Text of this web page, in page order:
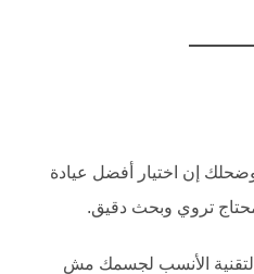
إن اختيار أفضل عيادة
تروي وبحث دقيق.
الأنسب لجسمك مش